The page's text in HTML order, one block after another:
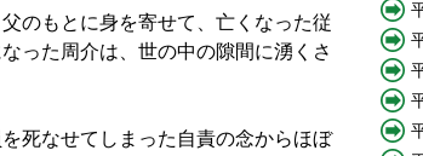
のもとに身を寄せて、亡くなった従
った周介は、世の中の隙間に湧くさ
死なせてしまった自責の念からほぼ